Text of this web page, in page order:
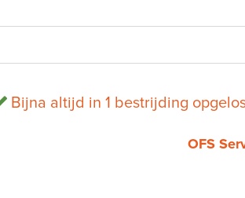
Bijna altijd in 1 bestrijding
OFS